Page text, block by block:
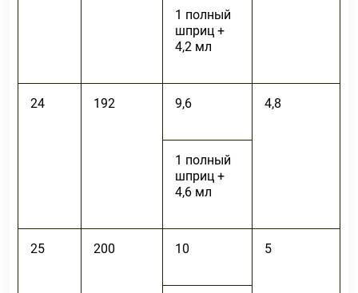
1 полный
шприц +
4,2 мл
24 192 9,6 4,8
1 полный
шприц +
4,6 мл
25 200 10 5